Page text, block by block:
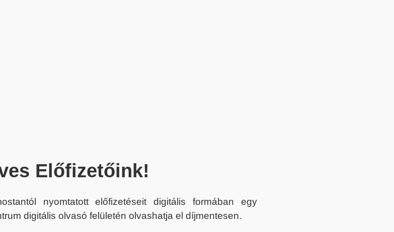
Előfizetőink!
nyomtatott előfizetéseit digitális formában egy
digitális olvasó felületén olvashatja el díjmentesen.